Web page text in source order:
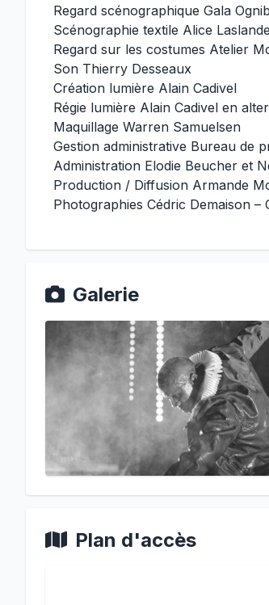
Regard scénographique Gala
Scénographie textile Alice
Regard sur les costumes Atelier
Son Thierry Desseaux
Création lumière Alain Cadivel
Régie lumière Alain Cadivel en
Maquillage Warren Samuelsen
Gestion administrative Bureau de
Administration Elodie Beucher et
Production / Diffusion Armande
Photographies Cédric Demaison –
Galerie
Plan d'accès